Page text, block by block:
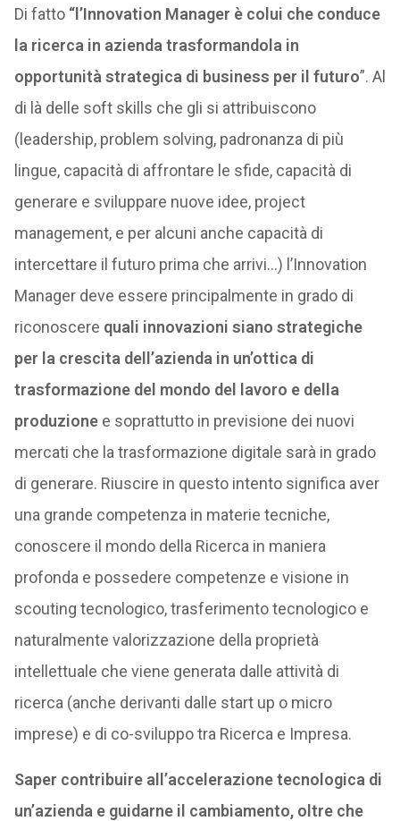
Di fatto “l’Innovation Manager è colui che conduce
la ricerca in azienda trasformandola in
opportunità strategica di business per il futuro”. Al
di là delle soft skills che gli si attribuiscono
(leadership, problem solving, padronanza di più
lingue, capacità di affrontare le sfide, capacità di
generare e sviluppare nuove idee, project
management, e per alcuni anche capacità di
intercettare il futuro prima che arrivi…) l’Innovation
Manager deve essere principalmente in grado di
riconoscere quali innovazioni siano strategiche
per la crescita dell’azienda in un’ottica di
trasformazione del mondo del lavoro e della
produzionee soprattutto in previsione dei nuovi
mercati che la trasformazione digitale sarà in grado
di generare. Riuscire in questo intento significa aver
una grande competenza in materie tecniche,
conoscere il mondo della Ricerca in maniera
profonda e possedere competenze e visione in
scouting tecnologico, trasferimento tecnologico e
naturalmente valorizzazione della proprietà
intellettuale che viene generata dalle attività di
ricerca (anche derivanti dalle start up o micro
imprese) e di co-sviluppo tra Ricerca e Impresa.
Saper contribuire all’accelerazione tecnologica di
un’azienda e guidarne il cambiamento, oltre che